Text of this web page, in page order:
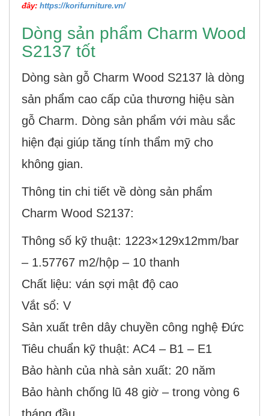
đây: https://korifurniture.vn/
Dòng sản phẩm Charm Wood
S2137 tốt
Dòng sàn gỗ Charm Wood S2137 là dòng
sản phẩm cao cấp của thương hiệu sàn
gỗ Charm. Dòng sản phẩm với màu sắc
hiện đại giúp tăng tính thẩm mỹ cho
không gian.
Thông tin chi tiết về dòng sản phẩm
Charm Wood S2137:
Thông số kỹ thuật: 1223×129x12mm/bar
– 1.57767 m2/hộp – 10 thanh
Chất liệu: ván sợi mật độ cao
Vắt sổ: V
Sản xuất trên dây chuyền công nghệ Đức
Tiêu chuẩn kỹ thuật: AC4 – B1 – E1
Bảo hành của nhà sản xuất: 20 năm
Bảo hành chống lũ 48 giờ – trong vòng 6